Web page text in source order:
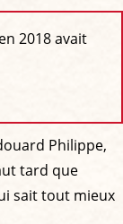
2018 avait
Philippe,
tard que
sait tout mieux